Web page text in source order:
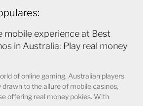
mobile experience at Best
in Australia: Play real money
of online gaming, Australian players
drawn to the allure of mobile casinos,
offering real money pokies. With